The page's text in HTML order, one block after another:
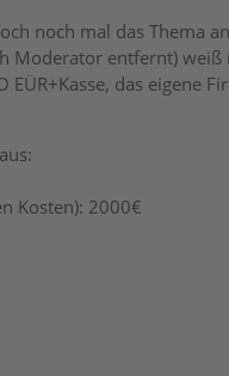
noch mal das Thema
Moderator entfernt)
das eigene
Kosten): 2000€